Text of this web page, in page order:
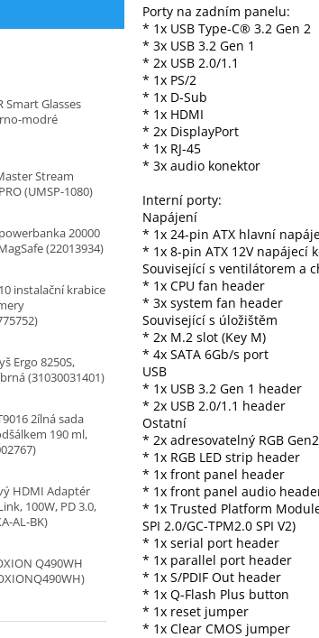
Smart Glasses
modré
Stream
(UMSP-1080)
20000
(22013934)
instalační krabice
Ergo 8250S,
(31030031401)
2ílná sada
190 ml,
HDMI Adaptér
100W, PD 3.0,
AL-BK)
Q490WH
Porty na zadním panelu:
* 1x USB Type-C® 3.2 Gen 2
* 3x USB 3.2 Gen 1
* 2x USB 2.0/1.1
* 1x PS/2
* 1x D-Sub
* 1x HDMI
* 2x DisplayPort
* 1x RJ-45
* 3x audio konektor
Interní porty:
Napájení
* 1x 24-pin ATX hlavní
* 1x 8-pin ATX 12V napájecí
Související s ventilátorem a
* 1x CPU fan header
* 3x system fan header
Související s úložištěm
* 2x M.2 slot (Key M)
* 4x SATA 6Gb/s port
USB
* 1x USB 3.2 Gen 1 header
* 2x USB 2.0/1.1 header
Ostatní
* 2x adresovatelný RGB
* 1x RGB LED strip header
* 1x front panel header
* 1x front panel audio
* 1x Trusted Platform
SPI 2.0/GC-TPM2.0 SPI V2)
* 1x serial port header
* 1x parallel port header
* 1x S/PDIF Out header
* 1x Q-Flash Plus button
* 1x reset jumper
* 1x Clear CMOS jumper